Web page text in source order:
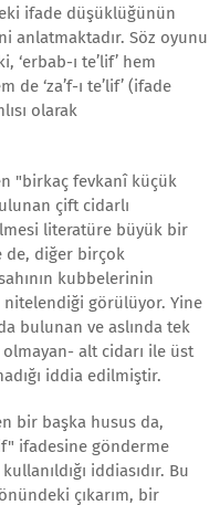
ifade düşüklüğünün
anlatmaktadır. Söz oyunu
ı te’lif’ hem
‘za’f-ı te’lif’ (ifade
olarak
"birkaç fevkanî küçük
çift cidarlı
literatüre büyük bir
de, diğer birçok
kubbelerinin
nitelendiği görülüyor. Yine
bulunan ve aslında tek
alt cidarı ile üst
iddia edilmiştir.
bir başka husus da,
ifadesine gönderme
iddiasıdır. Bu
çıkarım, bir